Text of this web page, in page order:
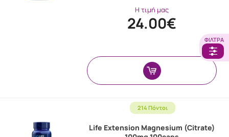
ΦΊΛΤΡΑ
Η τιμή μας
24.00€
214 Πόντοι
Life Extension Magnesium (Citrate)